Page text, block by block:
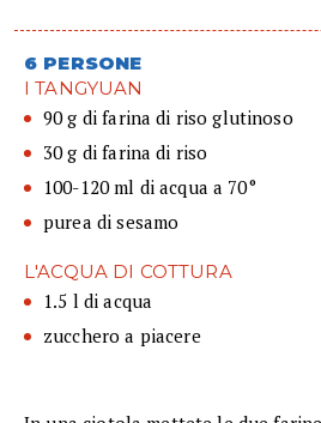
6 PERSONE
I TANGYUAN
90 g di farina di riso glutinoso
30 g di farina di riso
100-120 ml di acqua a 70°
purea di sesamo
L'ACQUA DI COTTURA
1.5 l di acqua
zucchero a piacere